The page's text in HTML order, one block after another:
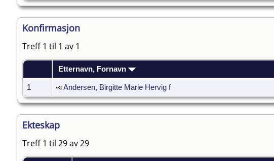
Konfirmasjon
Treff 1 til 1 av 1
Etternavn, Fornavn
1 Andersen, Birgitte Marie Hervig f
Ekteskap
Treff 1 til 29 av 29